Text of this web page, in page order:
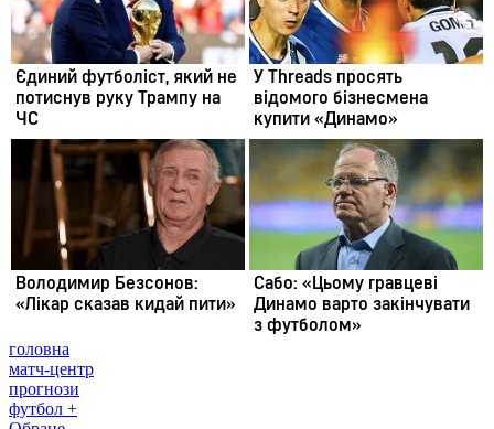
головна
матч-центр
прогнози
футбол +